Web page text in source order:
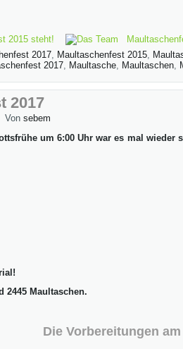
2015 steht!
2017, Maultaschenfest 2015,
2017, Maultasche, Maultaschen,
2017
Von sebem
um 6:00 Uhr war es mal wieder
2445 Maultaschen.
Die Vorbereitungen am